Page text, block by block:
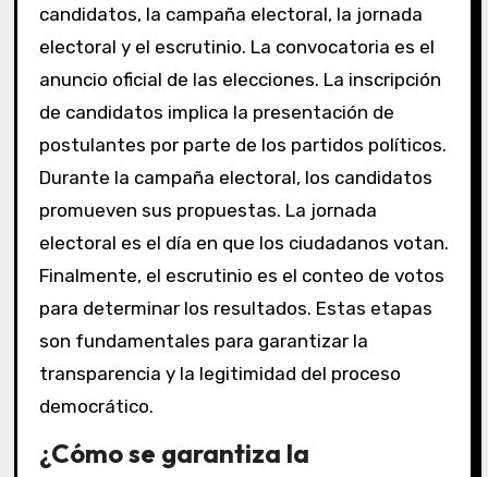
candidatos, la campaña electoral, la jornada
electoral y el escrutinio. La convocatoria es el
anuncio oficial de las elecciones. La inscripción
de candidatos implica la presentación de
postulantes por parte de los partidos políticos.
Durante la campaña electoral, los candidatos
promueven sus propuestas. La jornada
electoral es el día en que los ciudadanos votan.
Finalmente, el escrutinio es el conteo de votos
para determinar los resultados. Estas etapas
son fundamentales para garantizar la
transparencia y la legitimidad del proceso
democrático.
¿Cómo se garantiza la